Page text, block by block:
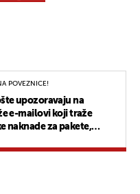
POVEZNICE!
upozoravaju na
e-mailovi koji traže
naknade za pakete,